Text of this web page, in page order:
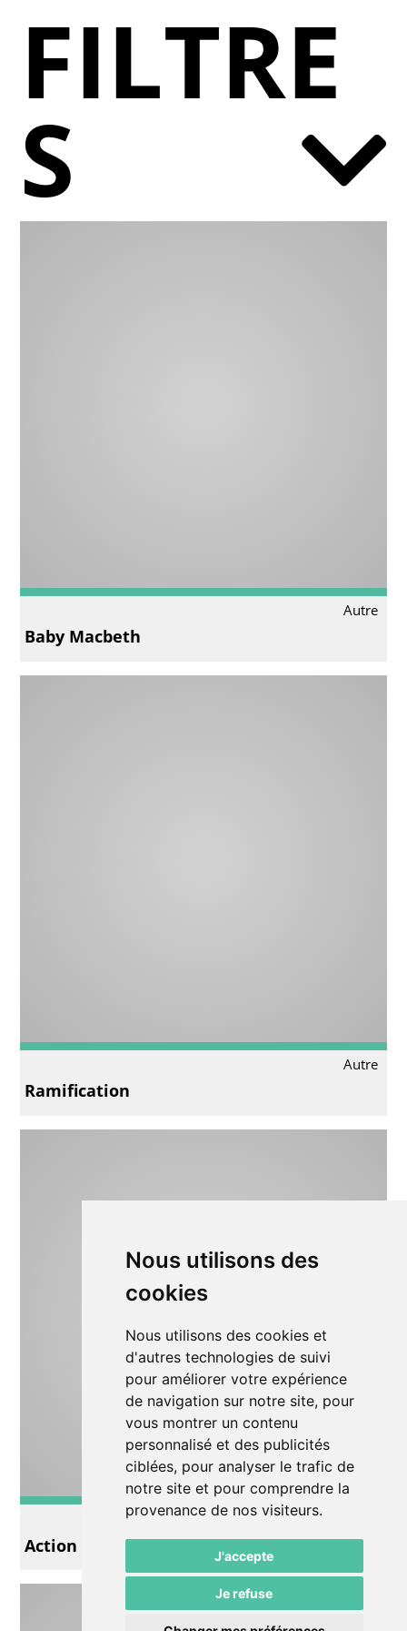
Nous utilisons des
cookies
Nous utilisons des cookies et
d'autres technologies de suivi
pour améliorer votre expérience
de navigation sur notre site, pour
vous montrer un contenu
personnalisé et des publicités
ciblées, pour analyser le trafic de
notre site et pour comprendre la
provenance de nos visiteurs.
J'accepte
Je refuse
Autre
Baby Macbeth
Autre
Ramification
Conférence
Action 72 heures
FILTRE
S